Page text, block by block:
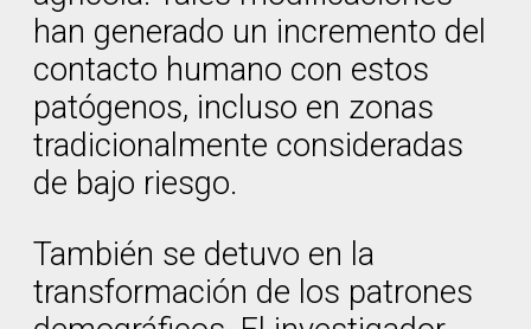
han generado un incremento del
contacto humano con estos
patógenos, incluso en zonas
tradicionalmente consideradas
de bajo riesgo.
También se detuvo en la
transformación de los patrones